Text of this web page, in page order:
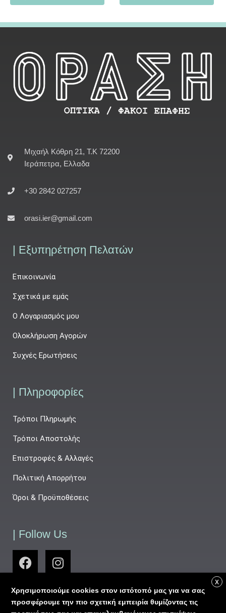
Μιχαήλ Κόθρη 21, Τ.Κ 72200
Ιεράπετρα, Ελλαδα
+30 2842 027257
orasi.ier@gmail.com
| Εξυπηρέτηση Πελατών
Επικοινωνία
Σχετικά με εμάς
Ο Λογαριασμός μου
Ολοκλήρωση Αγορών
Συχνές Ερωτήσεις
| Πληροφορίες
Τρόποι Πληρωμής
Τρόποι Αποστολής
Επιστροφές & Αλλαγές
Πολιτική Απορρήτου
Όροι & Προϋποθέσεις
| Follow Us
X
Χρησιμοποιούμε cookies στον ιστότοπό μας για να σας
προσφέρουμε την πιο σχετική εμπειρία θυμίζοντας τις